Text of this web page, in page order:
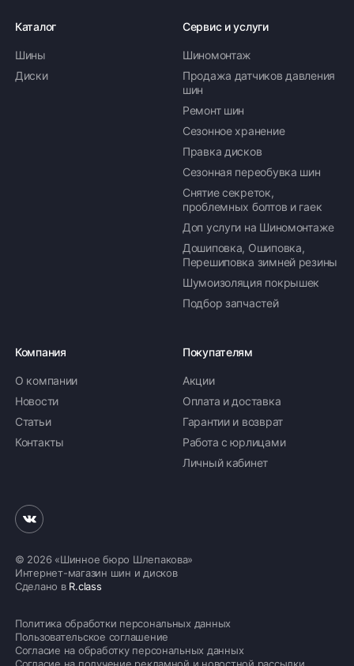
Каталог
Шины
Диски
Сервис и услуги
Шиномонтаж
Продажа датчиков давления
шин
Ремонт шин
Сезонное хранение
Правка дисков
Сезонная переобувка шин
Снятие секреток,
проблемных болтов и гаек
Доп услуги на Шиномонтаже
Дошиповка, Ошиповка,
Перешиповка зимней резины
Шумоизоляция покрышек
Подбор запчастей
Компания
О компании
Новости
Статьи
Контакты
Покупателям
Акции
Оплата и доставка
Гарантии и возврат
Работа с юрлицами
Личный кабинет
© 2026 «Шинное бюро Шлепакова»
Интернет-магазин шин и дисков
Сделано в R.class
Политика обработки персональных данных
Пользовательское соглашение
Согласие на обработку персональных данных